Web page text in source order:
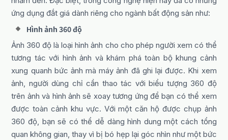
ứng dụng đắt giá dành riêng cho ngành bất động sản như:
Hình ảnh 360 độ
Ảnh 360 độ là loại hình ảnh cho cho phép người xem có thể
tương tác với hình ảnh và khám phá toàn bộ khung cảnh
xung quanh bức ảnh mà máy ảnh đã ghi lại được. Khi xem
ảnh, người dùng chỉ cần thao tác với biểu tượng 360 độ
trên ảnh và hình ảnh sẽ xoay tương ứng để bạn có thể xem
được toàn cảnh khu vực. Với một căn hộ được chụp ảnh
360 độ, bạn sẽ có thể dễ dàng hình dung một cách tổng
quan không gian, thay vì bị bó hẹp lại góc nhìn như một bức